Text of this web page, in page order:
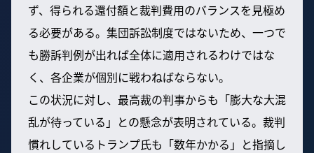
ず、得られる還付額と裁判費用のバランスを見極め
る必要がある。集団訴訟制度ではないため、一つで
も勝訴判例が出れば全体に適用されるわけではな
く、各企業が個別に戦わねばならない。
この状況に対し、最高裁の判事からも「膨大な大混
乱が待っている」との懸念が表明されている。裁判
慣れしているトランプ氏も「数年かかる」と指摘し